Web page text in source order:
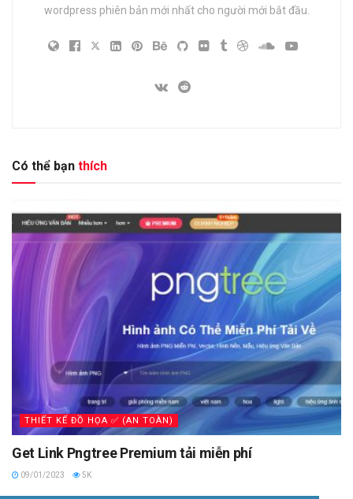
wordpress phiên bản mới nhất cho người mới bắt đầu.
Có thể bạn thích
THIẾT KẾ ĐỒ HỌA ✅ (AN TOÀN)
Get Link Pngtree Premium tải miễn phí
09/01/2023 5K